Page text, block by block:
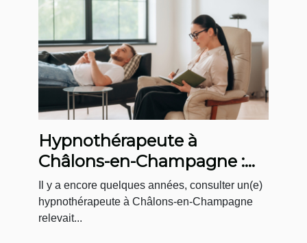
Hypnothérapeute à
Châlons-en-Champagne :
un accompagnement sur-
mesure au Cabinet
Menninga
Il y a encore quelques années, consulter un(e)
hypnothérapeute à Châlons-en-Champagne
relevait...